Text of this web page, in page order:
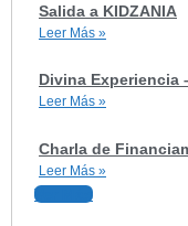
Salida a KIDZANIA
Leer Más »
Divina Experiencia
Leer Más »
Charla de
Leer Más »
Ver Más